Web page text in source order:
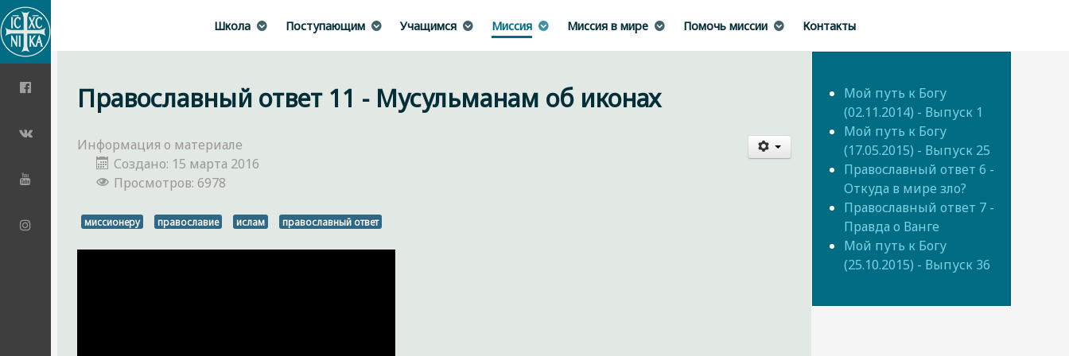
Школа Поступающим Учащимся Миссия Миссия в мире Помочь миссии Контакты
Православный ответ 11 - Мусульманам об иконах
Информация о материале
Создано: 15 марта 2016
Просмотров: 6978
миссионеру православие ислам православный ответ
Мой путь к Богу
(02.11.2014) - Выпуск 1
Мой путь к Богу
(17.05.2015) - Выпуск 25
Православный ответ 6 -
Откуда в мире зло?
Православный ответ 7 -
Правда о Ванге
Мой путь к Богу
(25.10.2015) - Выпуск 36